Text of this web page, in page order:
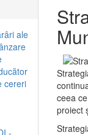
ceea
proiect
ale
cereri